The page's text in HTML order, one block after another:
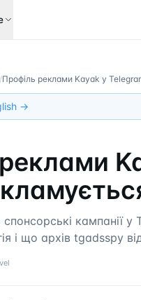
/Профіль реклами Kayak у
→
кампанії
і що архів tgadsspy